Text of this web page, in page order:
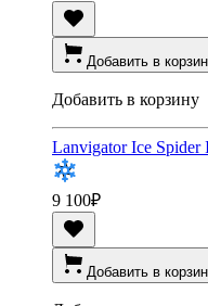
Добавить в
Добавить в корзину
Lanvigator Ice Spider
9 100₽
Добавить в